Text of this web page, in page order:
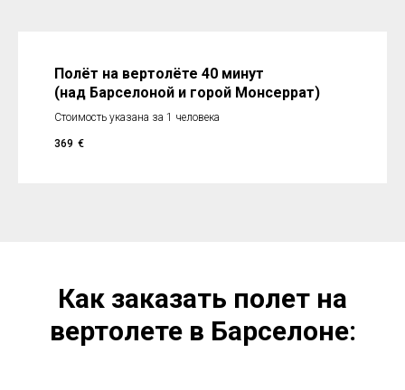
Полёт на вертолёте 40 минут
(над Барселоной и горой Монсеррат)
Стоимость указана за 1 человека
369 €
Как заказать полет на
вертолете в Барселоне: